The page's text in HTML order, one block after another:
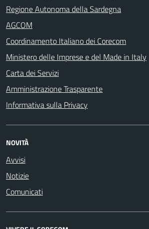
Regione Autonoma della Sardegna
AGCOM
Coordinamento Italiano dei Corecom
Ministero delle Imprese e del Made in Italy
Carta dei Servizi
Amministrazione Trasparente
Informativa sulla Privacy
NOVITÀ
Avvisi
Notizie
Comunicati